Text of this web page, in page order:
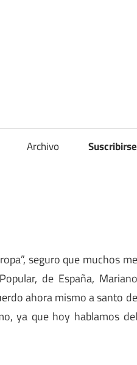
Archivo
seguro que muchos me
de España, Mariano
ahora mismo a santo de
ya que hoy hablamos del